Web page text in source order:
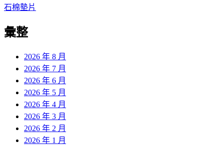
導
覽
石棉墊片
彙整
2026 年 8 月
2026 年 7 月
2026 年 6 月
2026 年 5 月
2026 年 4 月
2026 年 3 月
2026 年 2 月
2026 年 1 月